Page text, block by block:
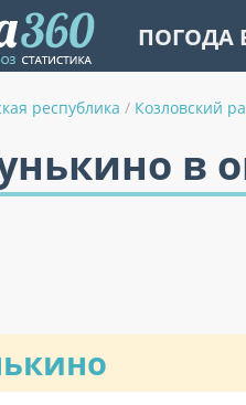
ПОГОДА
республика / Козловский
в